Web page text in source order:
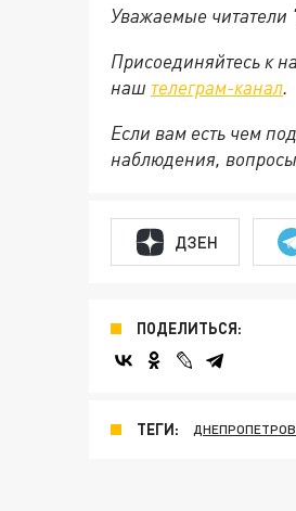
Уважаемые читатели
Присоединяйтесь к
наш телеграм-канал.
Если вам есть чем
наблюдения,
ДЗЕН
ПОДЕЛИТЬСЯ:
ТЕГИ: